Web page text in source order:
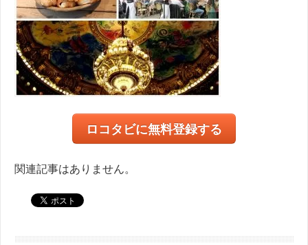
ロコタビに無料登録する
関連記事はありません。